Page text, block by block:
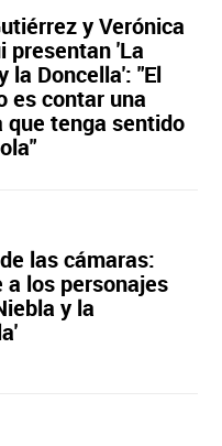
y Verónica
presentan 'La
la Doncella': "El
es contar una
que tenga sentido
las cámaras:
a los personajes
y la